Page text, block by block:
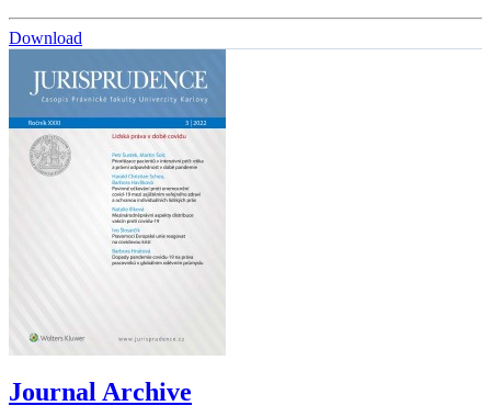
Download
Journal Archive